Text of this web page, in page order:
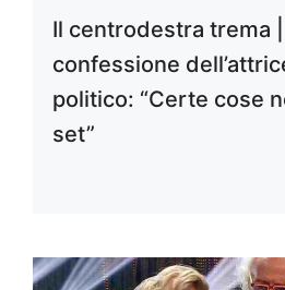
Il centrodestra trema |
confessione
politico: “Certe cose
set”